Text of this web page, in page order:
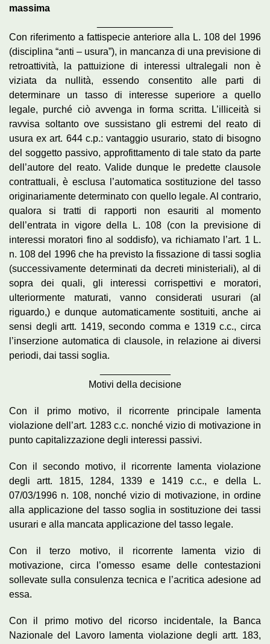
massima
Con riferimento a fattispecie anteriore alla L. 108 del 1996
(disciplina “anti – usura”), in mancanza di una previsione di
retroattività, la pattuizione di interessi ultralegali non è
viziata da nullità, essendo consentito alle parti di
determinare un tasso di interesse superiore a quello
legale, purché ciò avvenga in forma scritta. L’illiceità si
ravvisa soltanto ove sussistano gli estremi del reato di
usura ex art. 644 c.p.: vantaggio usurario, stato di bisogno
del soggetto passivo, approfittamento di tale stato da parte
dell’autore del reato. Valide dunque le predette clausole
contrattuali, è esclusa l’automatica sostituzione del tasso
originariamente determinato con quello legale. Al contrario,
qualora si tratti di rapporti non esauriti al momento
dell’entrata in vigore della L. 108 (con la previsione di
interessi moratori fino al soddisfo), va richiamato l’art. 1 L.
n. 108 del 1996 che ha previsto la fissazione di tassi soglia
(successivamente determinati da decreti ministeriali), al di
sopra dei quali, gli interessi corrispettivi e moratori,
ulteriormente maturati, vanno considerati usurari (al
riguardo,) e dunque automaticamente sostituiti, anche ai
sensi degli artt. 1419, secondo comma e 1319 c.c., circa
l’inserzione automatica di clausole, in relazione ai diversi
periodi, dai tassi soglia.
Motivi della decisione
Con il primo motivo, il ricorrente principale lamenta
violazione dell’art. 1283 c.c. nonché vizio di motivazione in
punto capitalizzazione degli interessi passivi.
Con il secondo motivo, il ricorrente lamenta violazione
degli artt. 1815, 1284, 1339 e 1419 c.c., e della L.
07/03/1996 n. 108, nonché vizio di motivazione, in ordine
alla applicazione del tasso soglia in sostituzione dei tassi
usurari e alla mancata applicazione del tasso legale.
Con il terzo motivo, il ricorrente lamenta vizio di
motivazione, circa l’omesso esame delle contestazioni
sollevate sulla consulenza tecnica e l’acritica adesione ad
essa.
Con il primo motivo del ricorso incidentale, la Banca
Nazionale del Lavoro lamenta violazione degli artt. 183,